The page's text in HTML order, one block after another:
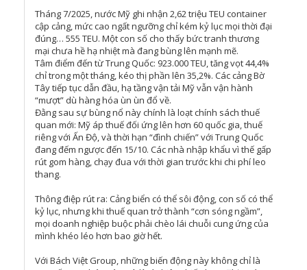
Tháng 7/2025, nước Mỹ ghi nhận 2,62 triệu TEU container
cập cảng, mức cao ngất ngưỡng chỉ kém kỷ lục mọi thời đại
đúng… 555 TEU. Một con số cho thấy bức tranh thương
mại chưa hề hạ nhiệt mà đang bùng lên mạnh mẽ.
Tâm điểm đến từ Trung Quốc: 923.000 TEU, tăng vọt 44,4%
chỉ trong một tháng, kéo thị phần lên 35,2%. Các cảng Bờ
Tây tiếp tục dẫn đầu, hạ tầng vận tải Mỹ vẫn vận hành
“mượt” dù hàng hóa ùn ùn đổ về.
Đằng sau sự bùng nổ này chính là loạt chính sách thuế
quan mới: Mỹ áp thuế đối ứng lên hơn 60 quốc gia, thuế
riêng với Ấn Độ, và thời hạn “đình chiến” với Trung Quốc
đang đếm ngược đến 15/10. Các nhà nhập khẩu vì thế gấp
rút gom hàng, chạy đua với thời gian trước khi chi phí leo
thang.
Thông điệp rút ra: Cảng biển có thể sôi động, con số có thể
kỷ lục, nhưng khi thuế quan trở thành “cơn sóng ngầm”,
mọi doanh nghiệp buộc phải chèo lái chuỗi cung ứng của
mình khéo léo hơn bao giờ hết.
Với Bách Việt Group, những biến động này không chỉ là